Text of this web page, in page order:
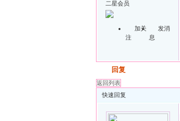
二星会员
加关
注
发消
息
回复
返回列表
快速回复